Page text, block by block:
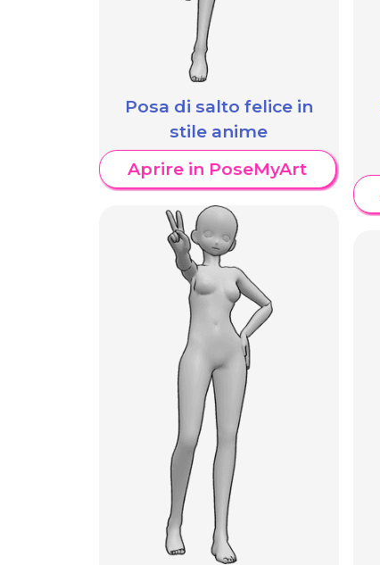
Posa di salto felice in
stile anime
Aprire in PoseMyArt